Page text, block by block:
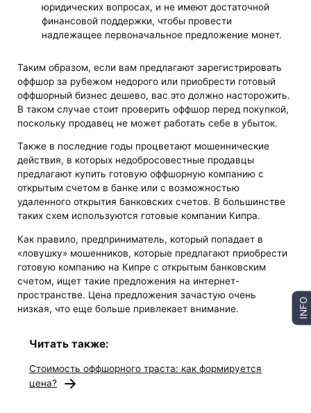
юридических вопросах, и не имеют достаточной
финансовой поддержки, чтобы провести
надлежащее первоначальное предложение монет.
Таким образом, если вам предлагают зарегистрировать
оффшор за рубежом недорого или приобрести готовый
оффшорный бизнес дешево, вас это должно насторожить.
В таком случае стоит проверить оффшор перед покупкой,
поскольку продавец не может работать себе в убыток.
Также в последние годы процветают мошеннические
действия, в которых недобросовестные продавцы
предлагают купить готовую оффшорную компанию с
открытым счетом в банке или с возможностью
удаленного открытия банковских счетов. В большинстве
таких схем используются готовые компании Кипра.
Как правило, предприниматель, который попадает в
«ловушку» мошенников, которые предлагают приобрести
готовую компанию на Кипре с открытым банковским
счетом, ищет такие предложения на интернет-
пространстве. Цена предложения зачастую очень
низкая, что еще больше привлекает внимание.
Читать также:
Стоимость оффшорного траста: как формируется
цена?
INFO